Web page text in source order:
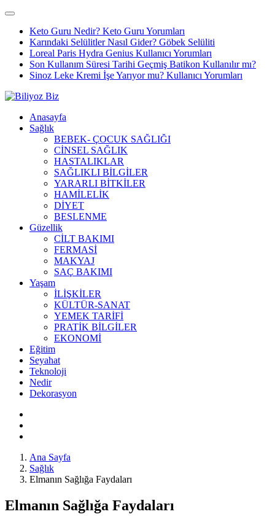
Keto Guru Nedir? Keto Guru Yorumları
Karındaki Selülitler Nasıl Gider? Göbek Selüliti
Loreal Paris Hydra Genius Kullanıcı Yorumları
Son Kullanım Süresi Tarihi Geçmiş Batikon Kullanılır mı?
Sinoz Leke Kremi İşe Yarıyor mu? Kullanıcı Yorumları
Anasayfa
Sağlık
BEBEK- ÇOCUK SAĞLIĞI
CİNSEL SAĞLIK
HASTALIKLAR
SAĞLIKLI BİLGİLER
YARARLI BİTKİLER
HAMİLELİK
DİYET
BESLENME
Güzellik
CİLT BAKIMI
FERMASİ
MAKYAJ
SAÇ BAKIMI
Yaşam
İLİŞKİLER
KÜLTÜR-SANAT
YEMEK TARİFİ
PRATİK BİLGİLER
EKONOMİ
Eğitim
Seyahat
Teknoloji
Nedir
Dekorasyon
Ana Sayfa
Sağlık
Elmanın Sağlığa Faydaları
Elmanın Sağlığa Faydaları